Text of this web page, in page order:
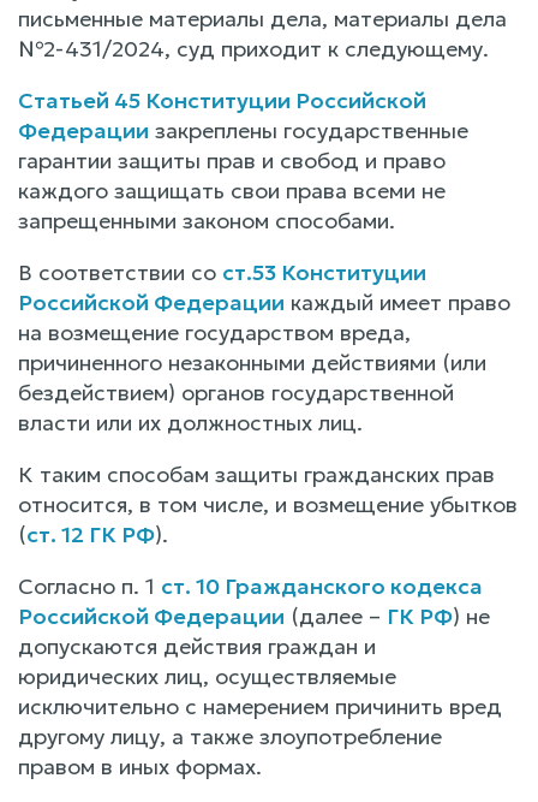
письменные материалы дела, материалы дела
№2-431/2024, суд приходит к следующему.
Статьей 45 Конституции Российской
Федерации закреплены государственные
гарантии защиты прав и свобод и право
каждого защищать свои права всеми не
запрещенными законом способами.
В соответствии со ст.53 Конституции
Российской Федерации каждый имеет право
на возмещение государством вреда,
причиненного незаконными действиями (или
бездействием) органов государственной
власти или их должностных лиц.
К таким способам защиты гражданских прав
относится, в том числе, и возмещение убытков
(ст. 12 ГК РФ).
Согласно п. 1 ст. 10 Гражданского кодекса
Российской Федерации (далее – ГК РФ) не
допускаются действия граждан и
юридических лиц, осуществляемые
исключительно с намерением причинить вред
другому лицу, а также злоупотребление
правом в иных формах.